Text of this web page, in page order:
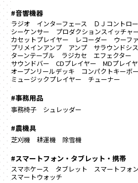
#音響機器
ラジオ インターフェース ＤＪコントロ
シーケンサー
プロダクションスイッチャ
カセットプレイヤー
レコーダー ウーフ
プリメインアンプ
アンプ サラウンドシ
ターンテーブル
ラジカセ エフェクター
サウンドバー
CDプレイヤー
MDプレイ
オープンリールデッキ
コンパクトキーボ
ミュージックプレイヤー
チューナー
#事務用品
事務椅子 シュレッダー
#農機具
芝刈機 耕運機 除雪機
#スマートフォン・タブレット・携帯
スマホケース タブレット スマートフォン
スマートウォッチ